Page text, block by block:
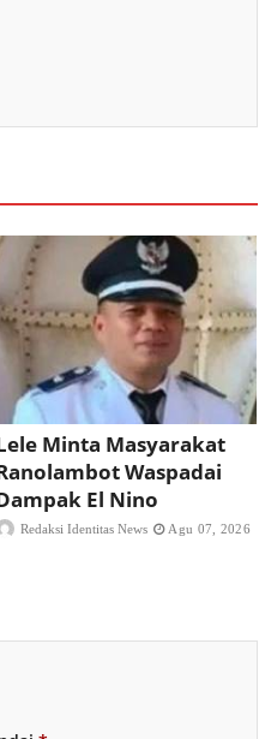
Minta Masyarakat
Waspadai
El Nino
Redaksi Identitas News Agu 07, 2026